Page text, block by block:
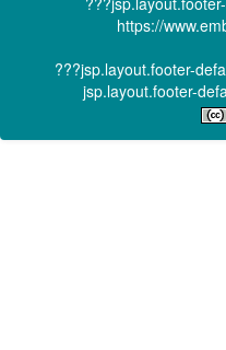
https://
???jsp.layout.footer-
jsp.layout.footer-